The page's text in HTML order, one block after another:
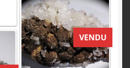
VENDU